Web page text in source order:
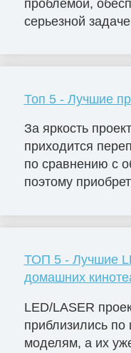
проблемой,
серьезной
Топ 5 - Лучшие
За яркость
приходится
по сравнению с
поэтому
ТОП 5 - Лучшие
домашних
LED/LASER
приблизились
моделям, а их